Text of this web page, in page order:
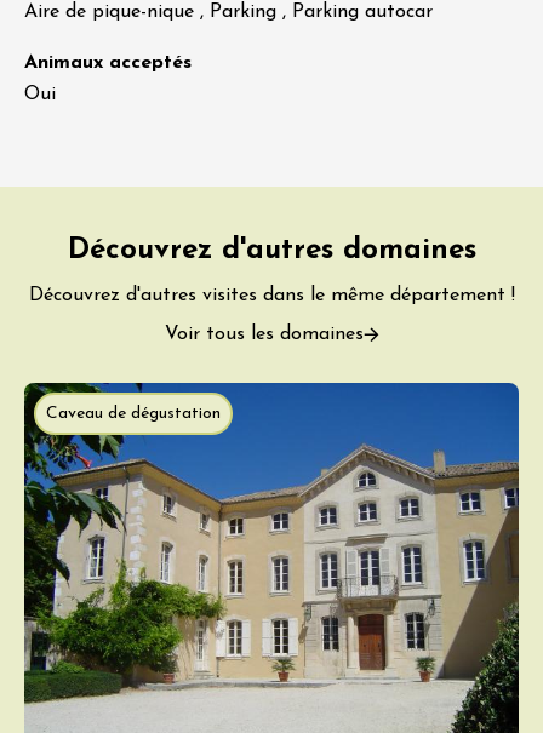
Aire de pique-nique , Parking , Parking autocar
Animaux acceptés
Oui
Découvrez d'autres domaines
Découvrez d'autres visites dans le même département !
Voir tous les domaines
Caveau de dégustation